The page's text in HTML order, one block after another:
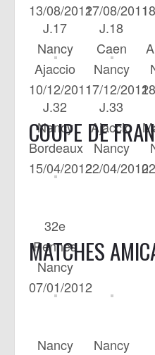
13/08/201127/08/2011
J.17
Nancy
Ajaccio
10/12/2011
J.18
Caen
Nancy
17/12/2011
J.32
Nancy
Bordeaux
15/04/2012
J.33
Ajaccio
Nancy
22/04/2012
COUPE DE
32e
Rennes
Nancy
07/01/2012
MATCHES
Nancy
Nancy